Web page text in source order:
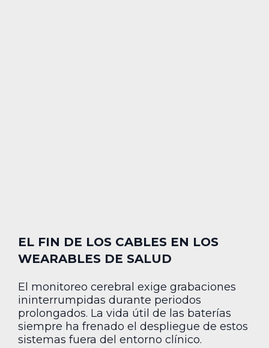
EL FIN DE LOS CABLES EN LOS
WEARABLES DE SALUD
El monitoreo cerebral exige grabaciones
ininterrumpidas durante periodos
prolongados. La vida útil de las baterías
siempre ha frenado el despliegue de estos
sistemas fuera del entorno clínico.